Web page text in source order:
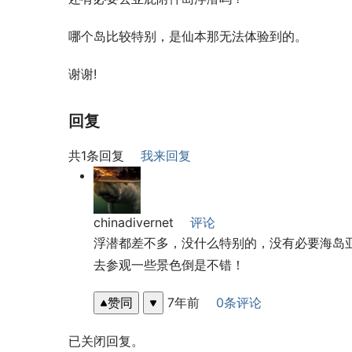
哪个岛比较特别，是仙本那无法体验到的。
谢谢!
回复
共1条回复 我来回复
chinadivernet
评论
浮潜都差不多，没什么特别的，没有必要海岛
去参观一些景色倒是不错！
赞同 7年前 0条评论
已关闭回复。